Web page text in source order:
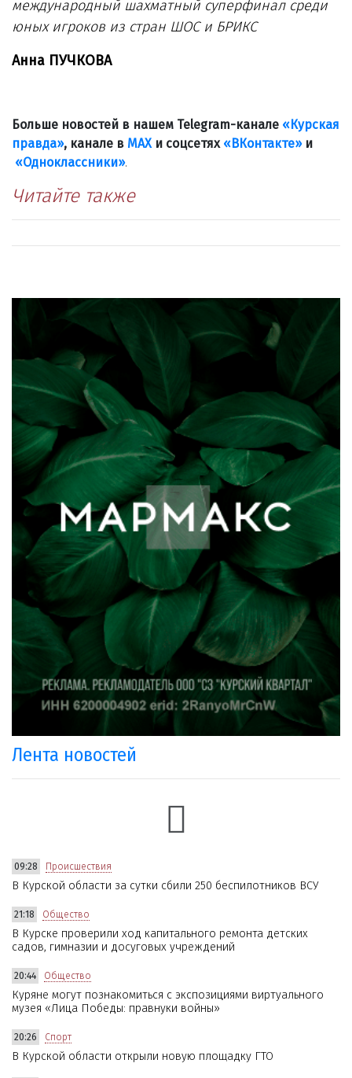
международный шахматный суперфинал среди
юных игроков из стран ШОС и БРИКС
Анна ПУЧКОВА
Больше новостей в нашем Telegram-канале «Курская
правда», канале в МАХи соцсетях «ВКонтакте»и
«Одноклассники».
Читайте также
Лента новостей
09:28 Происшествия
В Курской области за сутки сбили 250 беспилотников ВСУ
21:18 Общество
В Курске проверили ход капитального ремонта детских
садов, гимназии и досуговых учреждений
20:44 Общество
Куряне могут познакомиться с экспозициями виртуального
музея «Лица Победы: правнуки войны»
20:26 Спорт
В Курской области открыли новую площадку ГТО